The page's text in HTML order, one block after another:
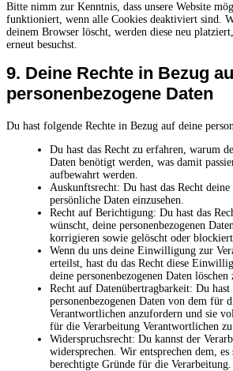
Bitte nimm zur Kenntnis, dass unsere Website
funktioniert, wenn alle Cookies deaktiviert sind.
deinem Browser löscht, werden diese neu
erneut besuchst.
9. Deine Rechte in Bezug
personenbezogene Daten
Du hast folgende Rechte in Bezug auf deine
Du hast das Recht zu erfahren, warum
Daten benötigt werden, was damit
aufbewahrt werden.
Auskunftsrecht: Du hast das Recht deine
persönliche Daten einzusehen.
Recht auf Berichtigung: Du hast das
wünscht, deine personenbezogenen
korrigieren sowie gelöscht oder
Wenn du uns deine Einwilligung zur
erteilst, hast du das Recht diese
deine personenbezogenen Daten löschen
Recht auf Datenübertragbarkeit: Du hast
personenbezogenen Daten von dem für
Verantwortlichen anzufordern und sie
für die Verarbeitung Verantwortlichen
Widerspruchsrecht: Du kannst der
widersprechen. Wir entsprechen dem, es
berechtigte Gründe für die Verarbeitung.